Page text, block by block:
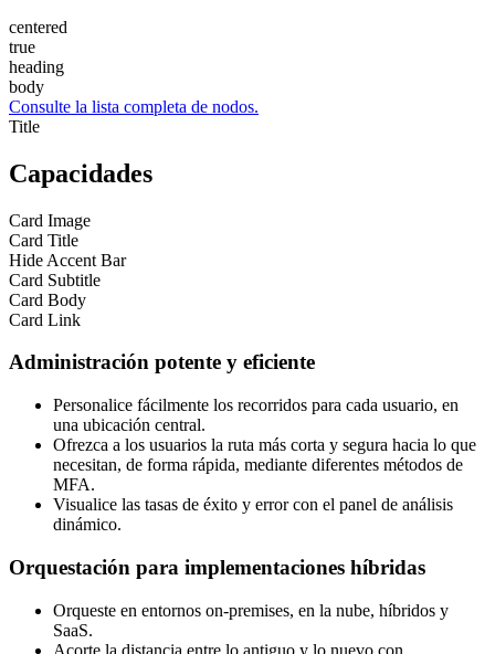
centered
true
heading
body
Consulte la lista completa de nodos.
Title
Capacidades
Card Image
Card Title
Hide Accent Bar
Card Subtitle
Card Body
Card Link
Administración potente y eficiente
Personalice fácilmente los recorridos para cada usuario, en
una ubicación central.
Ofrezca a los usuarios la ruta más corta y segura hacia lo que
necesitan, de forma rápida, mediante diferentes métodos de
MFA.
Visualice las tasas de éxito y error con el panel de análisis
dinámico.
Orquestación para implementaciones híbridas
Orqueste en entornos on-premises, en la nube, híbridos y
SaaS.
Acorte la distancia entre lo antiguo y lo nuevo con